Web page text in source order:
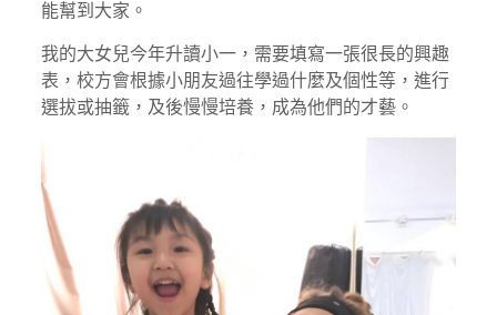
能幫到大家。
我的大女兒今年升讀小一，需要填寫一張很長的興趣
表，校方會根據小朋友過往學過什麼及個性等，進行
選拔或抽籤，及後慢慢培養，成為他們的才藝。